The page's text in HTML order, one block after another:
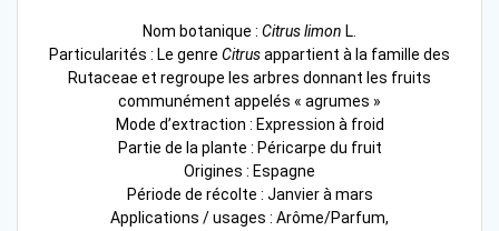
Nom botanique : Citrus limon L.
Particularités : Le genre Citrusappartient à la famille des
Rutaceae et regroupe les arbres donnant les fruits
communément appelés « agrumes »
Mode d’extraction : Expression à froid
Partie de la plante : Péricarpe du fruit
Origines : Espagne
Période de récolte : Janvier à mars
Applications / usages : Arôme/Parfum,